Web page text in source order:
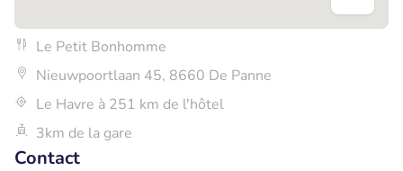
Le Petit Bonhomme
Nieuwpoortlaan 45, 8660 De Panne
Le Havre à 251 km de l'hôtel
3km de la gare
Contact